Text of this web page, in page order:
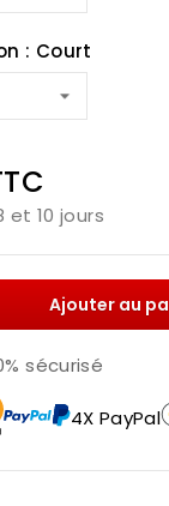
: Court
et 10 jours
Ajouter au
sécurisé
4X PayPal